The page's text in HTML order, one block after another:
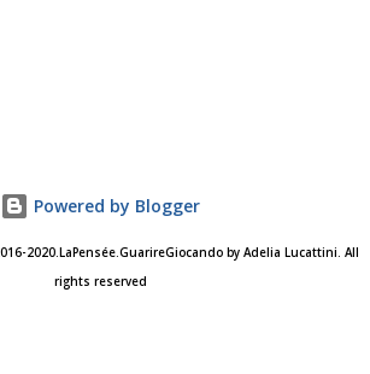
Anzieu ha evidenziato il ruolo fondante
che avvolge la madre e il bambino,
confine fra sé e non-sé. Anzieu ha
Powered by Blogger
2020.LaPensée.GuarireGiocando by Adelia Lucattini. All
rights reserved